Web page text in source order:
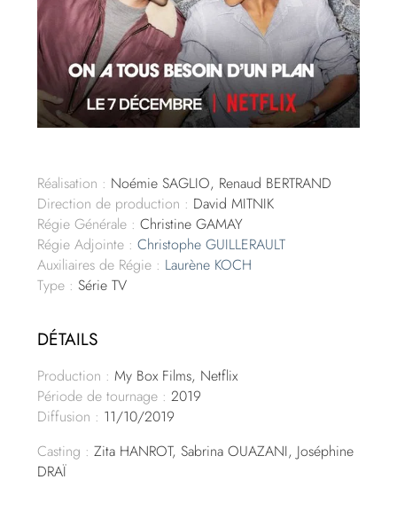
Réalisation : Noémie SAGLIO, Renaud BERTRAND
Direction de production : David MITNIK
Régie Générale : Christine GAMAY
Régie Adjointe : Christophe GUILLERAULT
Auxiliaires de Régie : Laurène KOCH
Type : Série TV
DÉTAILS
Production : My Box Films, Netflix
Période de tournage : 2019
Diffusion : 11/10/2019
Casting : Zita HANROT, Sabrina OUAZANI, Joséphine
DRAÏ